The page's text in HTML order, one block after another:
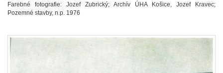
Farebné fotografie: Jozef Zubrický; Archív ÚHA Košice, Jozef Kravec;
Pozemné stavby, n.p. 1976